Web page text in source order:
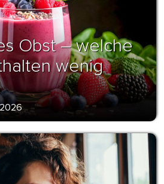
Obst – welche
wenig